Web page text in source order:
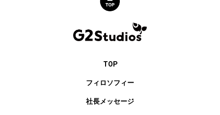
TOP
フィロソフィー
社長メッセージ